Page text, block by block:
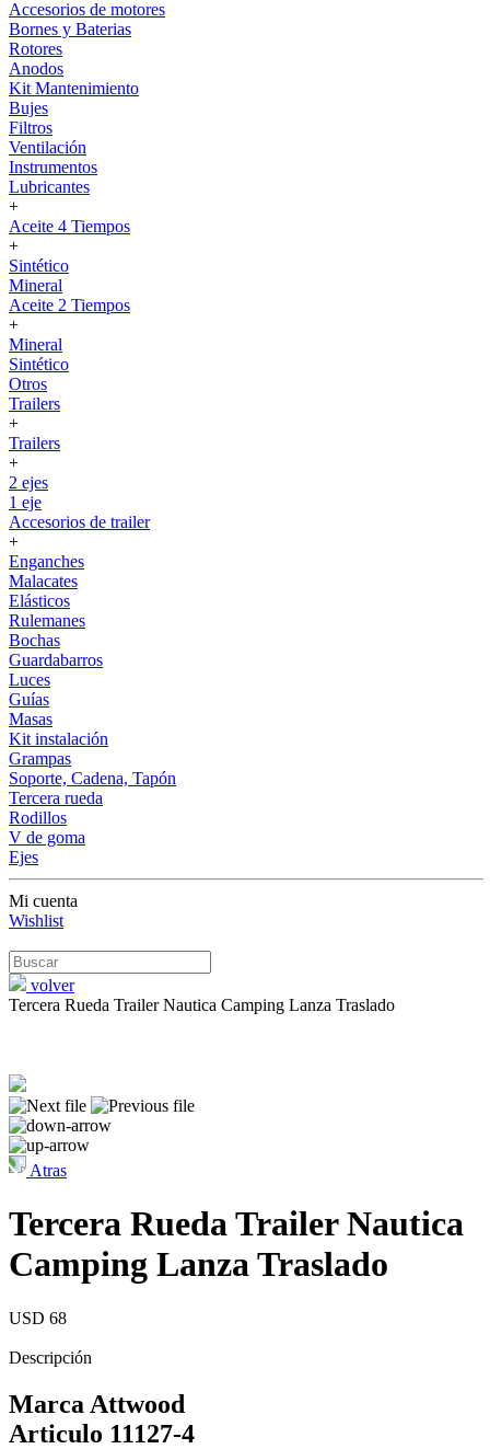
Accesorios de motores
Bornes y Baterias
Rotores
Anodos
Kit Mantenimiento
Bujes
Filtros
Ventilación
Instrumentos
Lubricantes
+
Aceite 4 Tiempos
+
Sintético
Mineral
Aceite 2 Tiempos
+
Mineral
Sintético
Otros
Trailers
+
Trailers
+
2 ejes
1 eje
Accesorios de trailer
+
Enganches
Malacates
Elásticos
Rulemanes
Bochas
Guardabarros
Luces
Guías
Masas
Kit instalación
Grampas
Soporte, Cadena, Tapón
Tercera rueda
Rodillos
V de goma
Ejes
Mi cuenta
Wishlist
volver
Tercera Rueda Trailer Nautica Camping Lanza Traslado
Atras
Tercera Rueda Trailer Nautica
Camping Lanza Traslado
USD 68
Descripción
Marca Attwood
Articulo 11127-4